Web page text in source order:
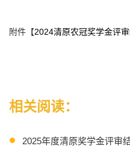
附件【2024清原农冠奖学金评
相关阅读：
2025年度清原奖学金评审